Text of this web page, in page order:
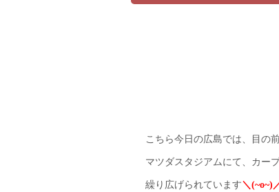
こちら今日の広島では、目の
マツダスタジアムにて、カー
繰り広げられています＼(~o~)